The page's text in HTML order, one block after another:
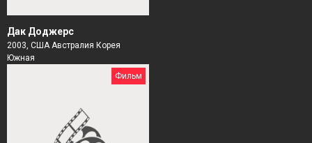
Дак Доджерс
2003, США Австралия Корея
Южная
Фильм